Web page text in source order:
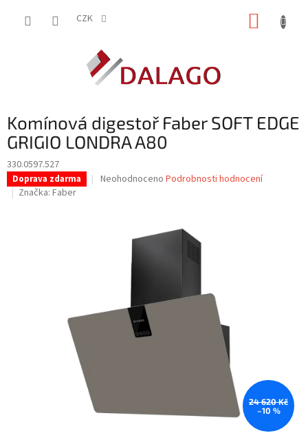
CZK
Komínová digestoř Faber SOFT EDGE
GRIGIO LONDRA A80
330.0597.527
Doprava zdarma
Průměrné
hvězdiček.
Neohodnoceno Podrobnosti hodnocení
Značka: Faber
24 620 Kč
–10 %